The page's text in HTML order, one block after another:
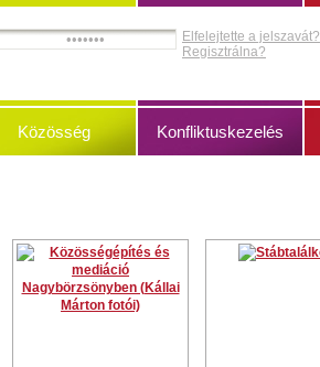
Elfelejtette a jelszavát?
Regisztrálna?
Közösség Konfliktuskezelés